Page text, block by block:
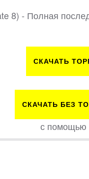
8) - Полная
СКАЧАТЬ
СКАЧАТЬ БЕЗ
с помощью